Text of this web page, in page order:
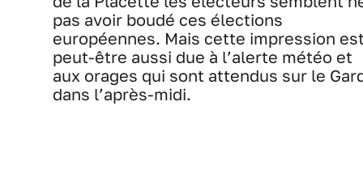
pas avoir boudé ces élections
européennes. Mais cette impression
peut-être aussi due à l’alerte météo et
aux orages qui sont attendus sur le
dans l’après-midi.